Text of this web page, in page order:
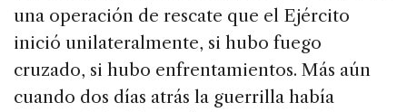
una operación de rescate que el Ejército
inició unilateralmente, si hubo fuego
cruzado, si hubo enfrentamientos. Más aún
cuando dos días atrás la guerrilla había